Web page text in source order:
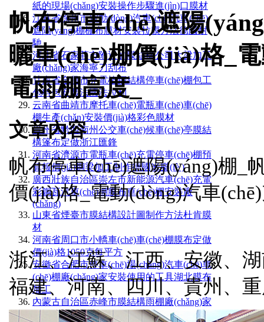
紙的現場(chǎng)安裝操作步驟進(jìn)口膜材
江蘇省徐州市電動(dòng)汽車(chē)汽車(chē)
遮陽(yáng)棚棚布膜材安裝拉膜方法德國耐
馳
河北省石家莊市附近的膜結構公司大梁加工
廠(chǎng)家海寧刀刮布
甘肅省金昌市充電樁鋼結構停車(chē)棚包工
包料包安裝法國法拉利
云南省曲靖市摩托車(chē)電瓶車(chē)車(chē)
棚生產(chǎn)安裝價(jià)格彩色膜材
貴州省黔西南州公交車(chē)候車(chē)亭膜結
構篷布定做浙江匯鋒
河南省濟源市電瓶車(chē)充電停車(chē)棚預
算報價(jià)鋼梁加工制作德國米樂(lè )
廣西壯族自治區崇左市新能源汽車(chē)充電
彩鋼瓦汽車(chē)棚膜布車(chē)棚安裝廠
(chǎng)
山東省煙臺市膜結構設計圖制作方法杜肯膜
材
河南省周口市小轎車(chē)車(chē)棚膜布定做
價(jià)格1050克每平方
安徽省合肥市停車(chē)場(chǎng)汽車(chē)車
(chē)棚廠(chǎng)家安裝使用的工具湖北膜布
加工
內蒙古自治區赤峰市膜結構雨棚廠(chǎng)家
電話(huà)鋼架定做白色篷布
帆布停車(chē)遮陽
曬車(chē)棚價(jià)格_
電雨棚高度_
文章內容
帆布停車(chē)遮陽(yáng)棚_
價(jià)格_電動(dòng)汽車
浙江、江蘇、江西、安徽、
福建、河南、四川、貴州、